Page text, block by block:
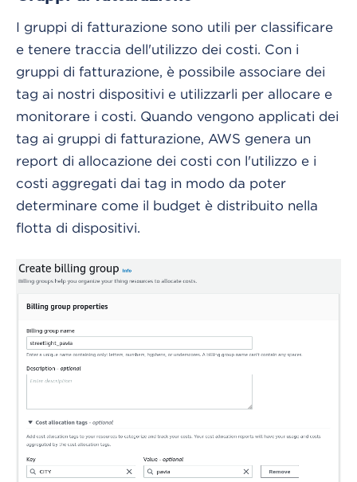
I gruppi di fatturazione sono utili per classificare
e tenere traccia dell'utilizzo dei costi. Con i
gruppi di fatturazione, è possibile associare dei
tag ai nostri dispositivi e utilizzarli per allocare e
monitorare i costi. Quando vengono applicati dei
tag ai gruppi di fatturazione, AWS genera un
report di allocazione dei costi con l'utilizzo e i
costi aggregati dai tag in modo da poter
determinare come il budget è distribuito nella
flotta di dispositivi.